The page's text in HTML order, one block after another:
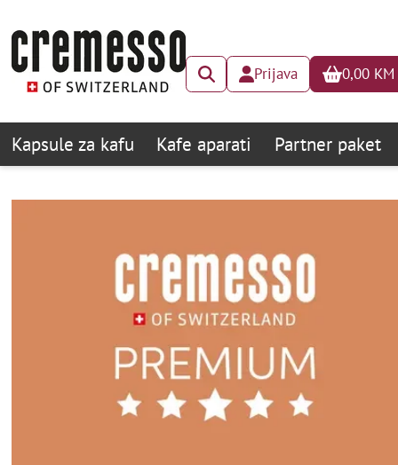
Prijava 0,00 KM
Kapsule za kafu Kafe aparati Partner paket